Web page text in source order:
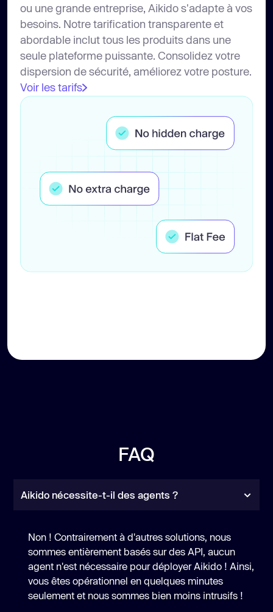
ou une grande entreprise, Aikido s'adapte à vos
besoins. Notre tarification transparente et
abordable inclut tous les produits dans une
seule plateforme puissante. Consolidez votre
dispersion de sécurité, améliorez votre posture.
Voir les tarifs
FAQ
Aikido nécessite-t-il des agents ?
Non ! Contrairement à d'autres solutions, nous
sommes entièrement basés sur des API, aucun
agent n'est nécessaire pour déployer Aikido ! Ainsi,
vous êtes opérationnel en quelques minutes
seulement et nous sommes bien moins intrusifs !